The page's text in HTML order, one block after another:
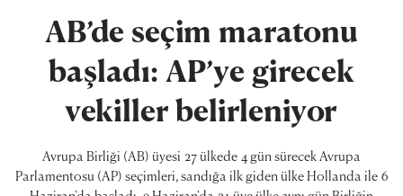
AB’de seçim maratonu
başladı: AP’ye girecek
vekiller belirleniyor
Avrupa Birliği (AB) üyesi 27 ülkede 4 gün sürecek Avrupa
Parlamentosu (AP) seçimleri, sandığa ilk giden ülke Hollanda ile 6